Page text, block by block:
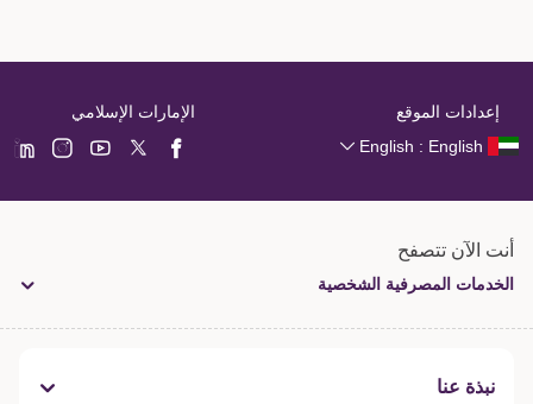
إعدادات الموقع
English : English
الإمارات الإسلامي
أنت الآن تتصفح
الخدمات المصرفية الشخصية
نبذة عنا